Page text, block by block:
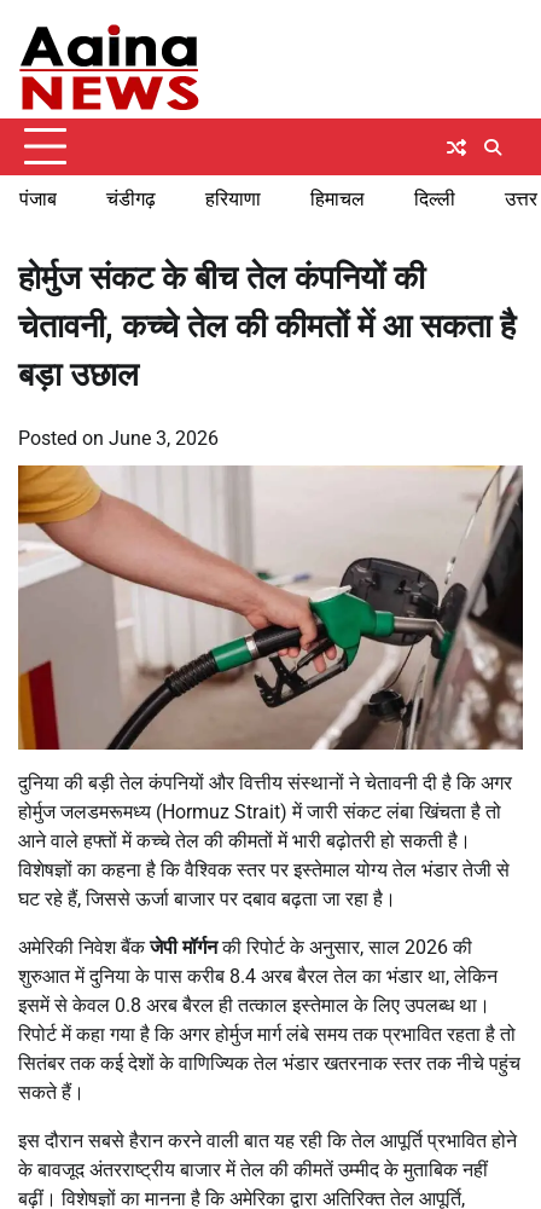
content
पंजाब चंडीगढ़ हरियाणा हिमाचल दिल्ली
होर्मुज संकट के बीच तेल कंपनियों की
चेतावनी, कच्चे तेल की कीमतों में आ सकता है
बड़ा उछाल
Posted on June 3, 2026
दुनिया की बड़ी तेल कंपनियों और वित्तीय संस्थानों ने चेतावनी दी है कि अगर
होर्मुज जलडमरूमध्य (Hormuz Strait) में जारी संकट लंबा खिंचता है तो
आने वाले हफ्तों में कच्चे तेल की कीमतों में भारी बढ़ोतरी हो सकती है।
विशेषज्ञों का कहना है कि वैश्विक स्तर पर इस्तेमाल योग्य तेल भंडार तेजी से
घट रहे हैं, जिससे ऊर्जा बाजार पर दबाव बढ़ता जा रहा है।
अमेरिकी निवेश बैंकजेपी मॉर्गनकी रिपोर्ट के अनुसार, साल 2026 की
शुरुआत में दुनिया के पास करीब 8.4 अरब बैरल तेल का भंडार था, लेकिन
इसमें से केवल 0.8 अरब बैरल ही तत्काल इस्तेमाल के लिए उपलब्ध था।
रिपोर्ट में कहा गया है कि अगर होर्मुज मार्ग लंबे समय तक प्रभावित रहता है तो
सितंबर तक कई देशों के वाणिज्यिक तेल भंडार खतरनाक स्तर तक नीचे पहुंच
सकते हैं।
इस दौरान सबसे हैरान करने वाली बात यह रही कि तेल आपूर्ति प्रभावित होने
के बावजूद अंतरराष्ट्रीय बाजार में तेल की कीमतें उम्मीद के मुताबिक नहीं
बढ़ीं। विशेषज्ञों का मानना है कि अमेरिका द्वारा अतिरिक्त तेल आपूर्ति,